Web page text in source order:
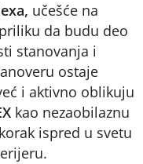
učešće na
da budu deo
stanovanja i
ostaje
i aktivno oblikuju
kao nezaobilaznu
ispred u svetu